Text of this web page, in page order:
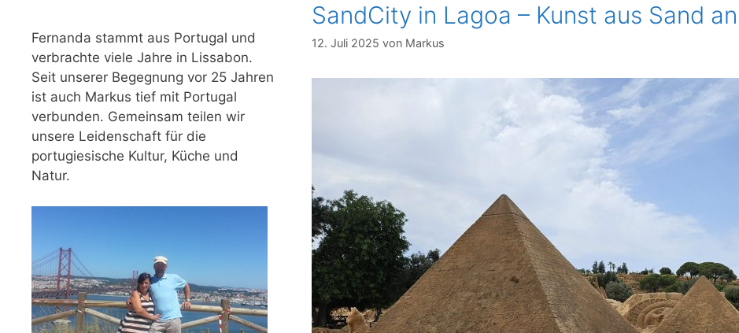
SandCity in Lagoa – Kunst aus Sand
12. Juli 2025 von Markus
Fernanda stammt aus Portugal und
verbrachte viele Jahre in Lissabon.
Seit unserer Begegnung vor 25 Jahren
ist auch Markus tief mit Portugal
verbunden. Gemeinsam teilen wir
unsere Leidenschaft für die
portugiesische Kultur, Küche und
Natur.